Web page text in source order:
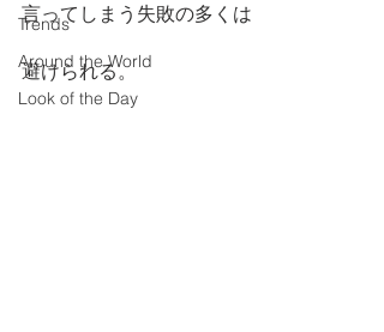
Trends
Around the World
Look of the Day
言ってしまう失敗の多くは
避けられる。